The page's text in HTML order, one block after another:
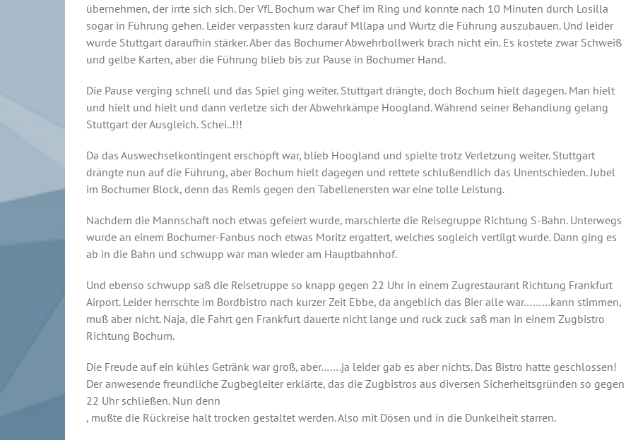
übernehmen, der irrte sich sich. Der VfL Bochum war Chef im Ring und konnte nach 10 Minuten durch Losilla
sogar in Führung gehen. Leider verpassten kurz darauf Mllapa und Wurtz die Führung auszubauen. Und leider
wurde Stuttgart daraufhin stärker. Aber das Bochumer Abwehrbollwerk brach nicht ein. Es kostete zwar Schweiß
und gelbe Karten, aber die Führung blieb bis zur Pause in Bochumer Hand.
Die Pause verging schnell und das Spiel ging weiter. Stuttgart drängte, doch Bochum hielt dagegen. Man hielt
und hielt und hielt und dann verletze sich der Abwehrkämpe Hoogland. Während seiner Behandlung gelang
Stuttgart der Ausgleich. Schei..!!!
Da das Auswechselkontingent erschöpft war, blieb Hoogland und spielte trotz Verletzung weiter. Stuttgart
drängte nun auf die Führung, aber Bochum hielt dagegen und rettete schlußendlich das Unentschieden. Jubel
im Bochumer Block, denn das Remis gegen den Tabellenersten war eine tolle Leistung.
Nachdem die Mannschaft noch etwas gefeiert wurde, marschierte die Reisegruppe Richtung S-Bahn. Unterwegs
wurde an einem Bochumer-Fanbus noch etwas Moritz ergattert, welches sogleich vertilgt wurde. Dann ging es
ab in die Bahn und schwupp war man wieder am Hauptbahnhof.
Und ebenso schwupp saß die Reisetruppe so knapp gegen 22 Uhr in einem Zugrestaurant Richtung Frankfurt
Airport. Leider herrschte im Bordbistro nach kurzer Zeit Ebbe, da angeblich das Bier alle war………kann stimmen,
muß aber nicht. Naja, die Fahrt gen Frankfurt dauerte nicht lange und ruck zuck saß man in einem Zugbistro
Richtung Bochum.
Die Freude auf ein kühles Getränk war groß, aber…….ja leider gab es aber nichts. Das Bistro hatte geschlossen!
Der anwesende freundliche Zugbegleiter erklärte, das die Zugbistros aus diversen Sicherheitsgründen so gegen
22 Uhr schließen. Nun denn
, mußte die Rückreise halt trocken gestaltet werden. Also mit Dösen und in die Dunkelheit starren.